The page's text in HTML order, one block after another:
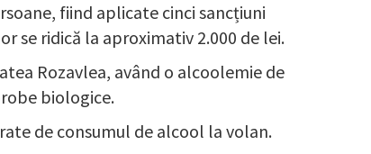
fiind aplicate cinci sancțiuni
se ridică la aproximativ 2.000 de lei.
Rozavlea, având o alcoolemie de
biologice.
de consumul de alcool la volan.